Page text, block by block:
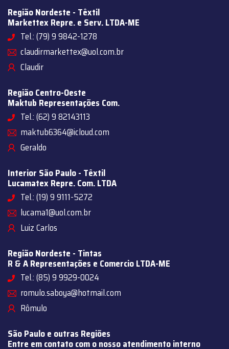
Região Nordeste - Têxtil
Markettex Repre. e Serv. LTDA-ME
Tel.: (79) 9 9842-1278
claudirmarkettex@uol.com.br
Claudir
Região Centro-Oeste
Maktub Representações Com.
Tel.: (62) 9 82143113
maktub6364@icloud.com
Geraldo
Interior São Paulo - Têxtil
Lucamatex Repre. Com. LTDA
Tel.: (19) 9 9111-5272
lucama1@uol.com.br
Luiz Carlos
Região Nordeste - Tintas
R & A Representações e Comercio LTDA-ME
Tel.: (85) 9 9929-0024
romulo.saboya@hotmail.com
Rômulo
São Paulo e outras Regiões
Entre em contato com o nosso atendimento interno